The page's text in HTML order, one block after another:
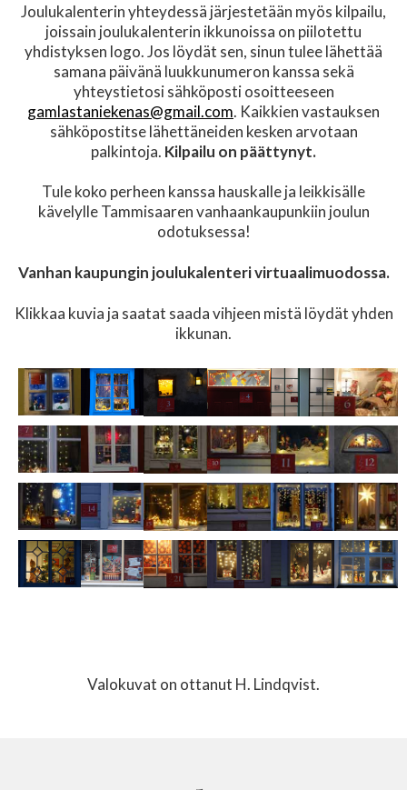
Joulukalenterin yhteydessä järjestetään myös kilpailu,
joissain joulukalenterin ikkunoissa on piilotettu
yhdistyksen logo. Jos löydät sen, sinun tulee lähettää
samana päivänä luukkunumeron kanssa sekä
yhteystietosi sähköposti osoitteeseen
gamlastaniekenas@gmail.com. Kaikkien vastauksen
sähköpostitse lähettäneiden kesken arvotaan
palkintoja. Kilpailu on päättynyt.
Tule koko perheen kanssa hauskalle ja leikkisälle
kävelylle Tammisaaren vanhaankaupunkiin joulun
odotuksessa!
Vanhan kaupungin joulukalenteri virtuaalimuodossa.
Klikkaa kuvia ja saatat saada vihjeen mistä löydät yhden
ikkunan.
Valokuvat on ottanut H. Lindqvist.